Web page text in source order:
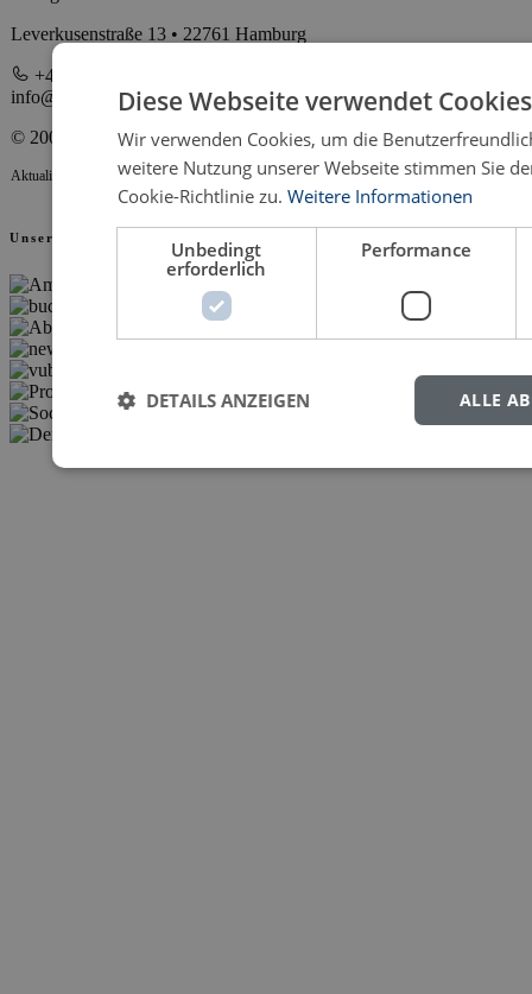
Leverkusenstraße 13 • 22761 Hamburg
+49 40 398880 0
info@verlagdrkovac.de
© 2000-2026 Verlag Dr. Kovač
Aktualisiert 27.05.2026 14:22
Unsere Partner
Diese Webseite verwendet
Wir verwenden Cookies, um die
weitere Nutzung unserer Webseite stimmen Sie
Cookie-Richtlinie zu. Weitere Informationen
Unbedingt
erforderlich
Performance
ALLE
DETAILS ANZEIGEN